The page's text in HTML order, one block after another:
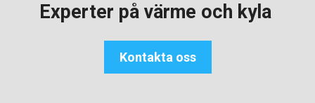
Experter på värme och kyla
Kontakta oss